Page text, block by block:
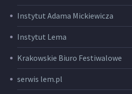
Instytut Adama Mickiewicza
Instytut Lema
Krakowskie Biuro Festiwalowe
serwis lem.pl